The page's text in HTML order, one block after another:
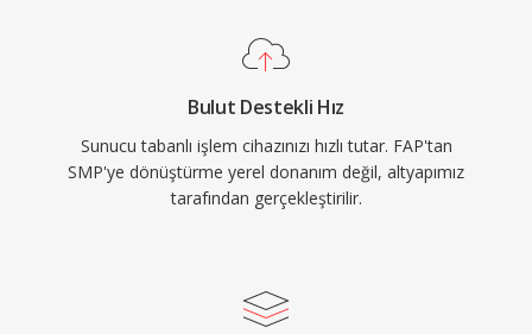
Bulut Destekli Hız
Sunucu tabanlı işlem cihazınızı hızlı tutar. FAP'tan
SMP'ye dönüştürme yerel donanım değil, altyapımız
tarafından gerçekleştirilir.